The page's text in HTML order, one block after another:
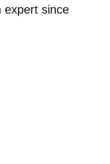
expert since